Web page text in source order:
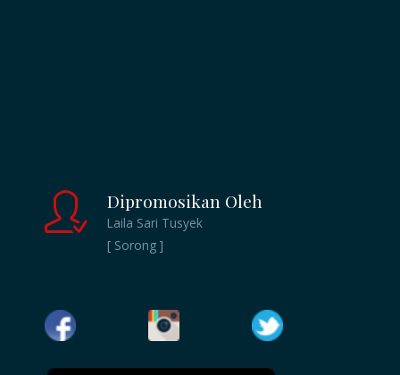
Dipromosikan Oleh
Laila Sari Tusyek
[ Sorong ]